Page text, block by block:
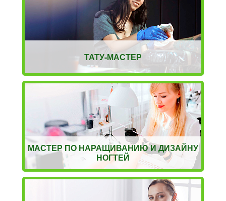
ТАТУ-МАСТЕР
МАСТЕР ПО НАРАЩИВАНИЮ И ДИЗАЙНУ
НОГТЕЙ